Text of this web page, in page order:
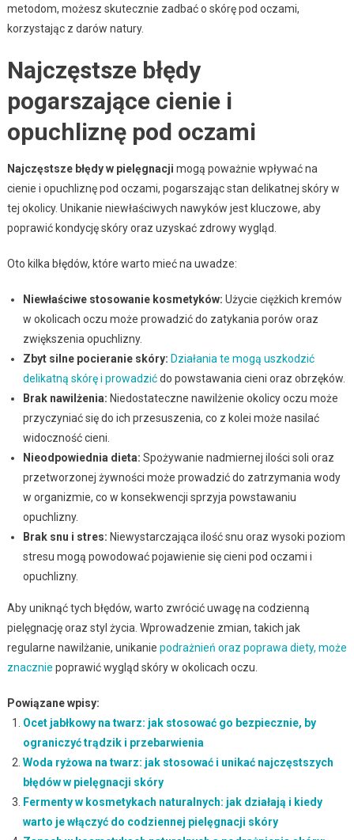
metodom, możesz skutecznie zadbać o skórę pod oczami,
korzystając z darów natury.
Najczęstsze błędy
pogarszające cienie i
opuchliznę pod oczami
Najczęstsze błędy w pielęgnacji mogą poważnie wpływać na
cienie i opuchliznę pod oczami, pogarszając stan delikatnej skóry w
tej okolicy. Unikanie niewłaściwych nawyków jest kluczowe, aby
poprawić kondycję skóry oraz uzyskać zdrowy wygląd.
Oto kilka błędów, które warto mieć na uwadze:
Niewłaściwe stosowanie kosmetyków: Użycie ciężkich kremów
w okolicach oczu może prowadzić do zatykania porów oraz
zwiększenia opuchlizny.
Zbyt silne pocieranie skóry: Działania te mogą uszkodzić
delikatną skórę i prowadzićdo powstawania cieni oraz obrzęków.
Brak nawilżenia: Niedostateczne nawilżenie okolicy oczu może
przyczyniać się do ich przesuszenia, co z kolei może nasilać
widoczność cieni.
Nieodpowiednia dieta: Spożywanie nadmiernej ilości soli oraz
przetworzonej żywności może prowadzić do zatrzymania wody
w organizmie, co w konsekwencji sprzyja powstawaniu
opuchlizny.
Brak snu i stres: Niewystarczająca ilość snu oraz wysoki poziom
stresu mogą powodować pojawienie się cieni pod oczami i
opuchlizny.
Aby uniknąć tych błędów, warto zwrócić uwagę na codzienną
pielęgnację oraz styl życia. Wprowadzenie zmian, takich jak
regularne nawilżanie, unikanie podrażnień oraz poprawa diety, może
znacznie poprawić wygląd skóry w okolicach oczu.
Powiązane wpisy:
Ocet jabłkowy na twarz: jak stosować go bezpiecznie, by
ograniczyć trądzik i przebarwienia
Woda ryżowa na twarz: jak stosować i unikać najczęstszych
błędów w pielęgnacji skóry
Fermenty w kosmetykach naturalnych: jak działają i kiedy
warto je włączyć do codziennej pielęgnacji skóry